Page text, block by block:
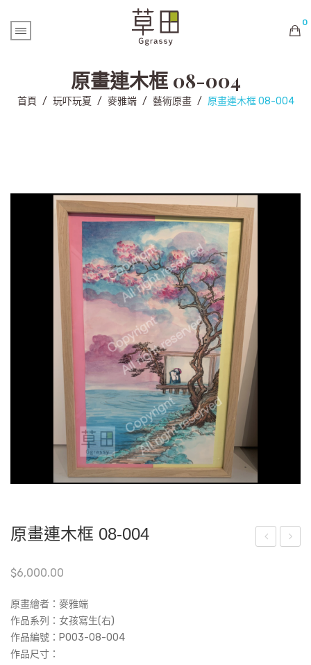
0
購物車內未有商品
原畫連木框 08-004
首頁 / 玩吓玩夏 / 麥雅端 / 藝術原畫 / 原畫連木框 08-004
原畫連木框 08-004
$6,000.00
原畫繪者： 麥雅端
作品系列：‎‎女孩寫生(右)
作品編號：‎‎P003-08-004
作品尺寸：